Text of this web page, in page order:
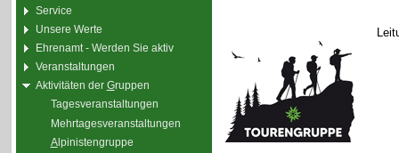
Service
Unsere Werte
Ehrenamt - Werden Sie aktiv
Veranstaltungen
Aktivitäten der Gruppen
Tagesveranstaltungen
Mehrtagesveranstaltungen
Alpinistengruppe